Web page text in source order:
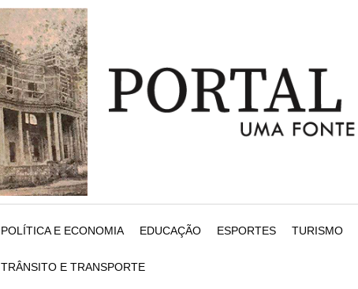
POLÍTICA E ECONOMIA EDUCAÇÃO ESPORTES TURISMO
TRÂNSITO E TRANSPORTE